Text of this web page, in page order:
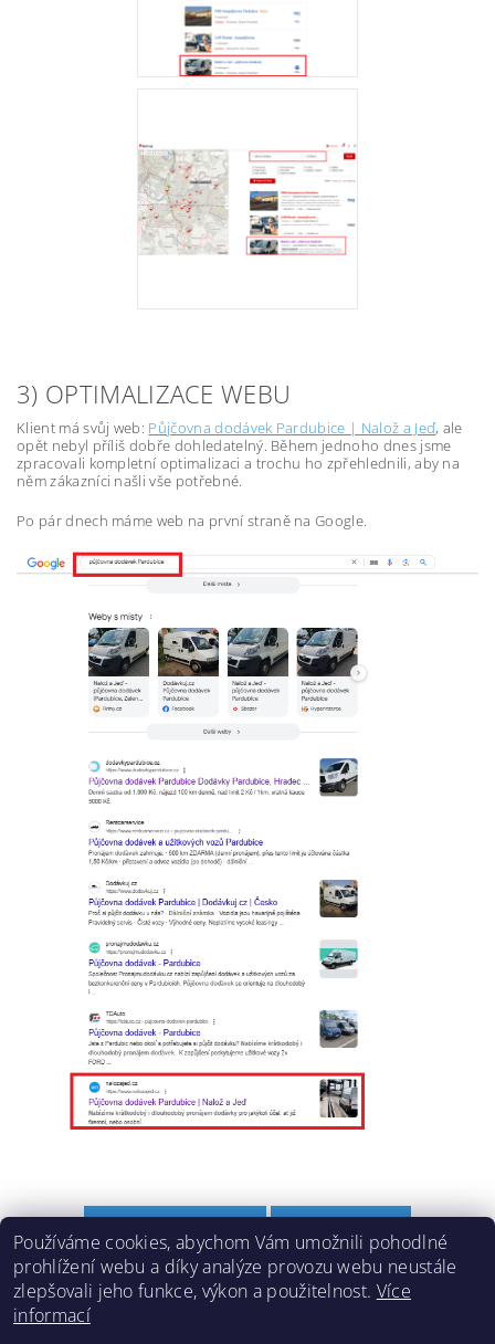
3) OPTIMALIZACE WEBU
Klient má svůj web: Půjčovna dodávek Pardubice | Nalož a Jeď, ale
opět nebyl příliš dobře dohledatelný. Během jednoho dnes jsme
zpracovali kompletní optimalizaci a trochu ho zpřehlednili, aby na
něm zákazníci našli vše potřebné.
Po pár dnech máme web na první straně na Google.
Používáme cookies, abychom Vám umožnili pohodlné
prohlížení webu a díky analýze provozu webu neustále
zlepšovali jeho funkce, výkon a použitelnost. Více
informací